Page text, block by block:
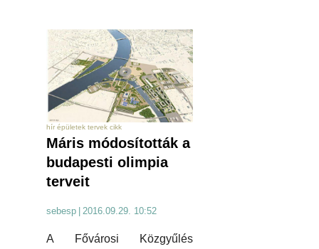
hír épületek tervek cikk
Máris módosították a
budapesti olimpia
terveit
sebesp 2016.09.29. 10:52
A Fővárosi Közgyűlés